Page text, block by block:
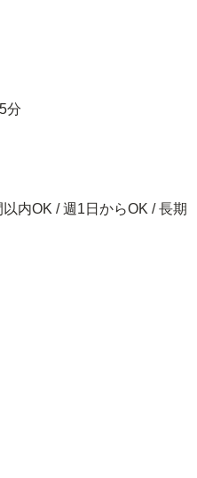
分
内OK / 週1日からOK / 長期